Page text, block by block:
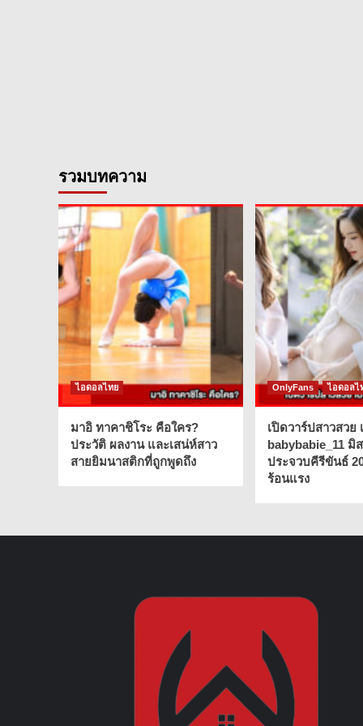
รวมบทความ
ไอดอลไทย
มาอิ ทาคาชิโระ คือใคร?
ประวัติ ผลงาน และเสน่ห์สาว
สายยิมนาสติกที่ถูกพูดถึง
OnlyFans ไอดอลไ
เปิดวาร์ปสาวสว
babybabie_11 มิ
ประจวบคีรีขันธ์
ร้อนแรง